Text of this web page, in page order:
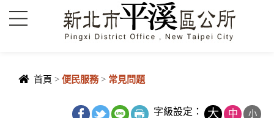
首頁 > 便民服務> 常見問題
字級設定： 大 中 小